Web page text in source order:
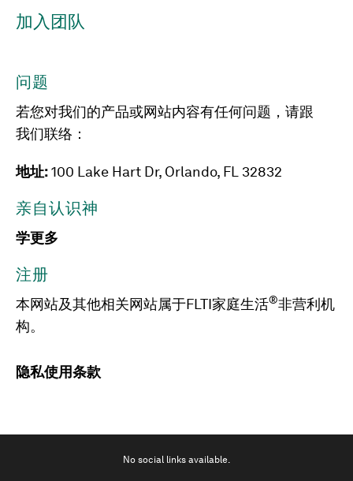
加入团队
问题
若您对我们的产品或网站内容有任何问题，请跟
我们联络：
地址:100 Lake Hart Dr, Orlando, FL 32832
亲自认识神
学更多
注册
本网站及其他相关网站属于FLTI家庭生活®非营利机
构。
隐私使用条款
No social links available.